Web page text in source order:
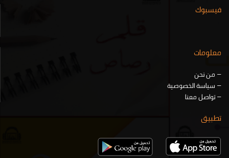
فيسبوك
معلومات
–من نحن
–سياسة الخصوصية
–تواصل معنا
تطبيق